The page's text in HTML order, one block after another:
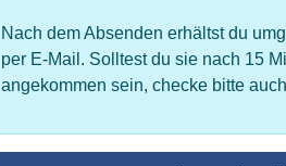
Nach dem Absenden erhältst du
per E-Mail. Solltest du sie nach 15
angekommen sein, checke bitte